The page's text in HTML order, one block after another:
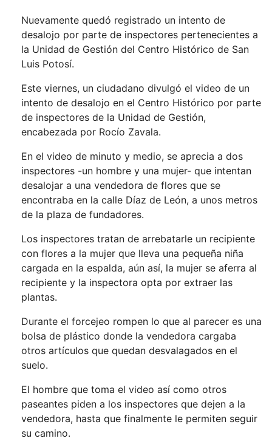
Nuevamente quedó registrado un intento de
desalojo por parte de inspectores pertenecientes a
la Unidad de Gestión del Centro Histórico de San
Luis Potosí.
Este viernes, un ciudadano divulgó el video de un
intento de desalojo en el Centro Histórico por parte
de inspectores de la Unidad de Gestión,
encabezada por Rocío Zavala.
En el video de minuto y medio, se aprecia a dos
inspectores -un hombre y una mujer- que intentan
desalojar a una vendedora de flores que se
encontraba en la calle Díaz de León, a unos metros
de la plaza de fundadores.
Los inspectores tratan de arrebatarle un recipiente
con flores a la mujer que lleva una pequeña niña
cargada en la espalda, aún así, la mujer se aferra al
recipiente y la inspectora opta por extraer las
plantas.
Durante el forcejeo rompen lo que al parecer es una
bolsa de plástico donde la vendedora cargaba
otros artículos que quedan desvalagados en el
suelo.
El hombre que toma el video así como otros
paseantes piden a los inspectores que dejen a la
vendedora, hasta que finalmente le permiten seguir
su camino.